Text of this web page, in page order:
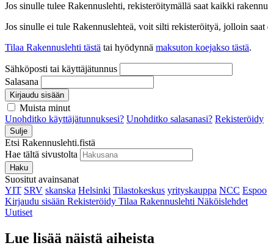
Jos sinulle tulee Rakennuslehti, rekisteröitymällä saat kaikki
Jos sinulle ei tule Rakennuslehteä, voit silti rekisteröityä, jolloin
Tilaa Rakennuslehti tästä tai hyödynnä maksuton koejakso tästä.
Sähköposti tai käyttäjätunnus
Salasana
Kirjaudu sisään
Muista minut
Unohditko käyttäjätunnuksesi? Unohditko salasanasi? Rekisteröidy
Sulje
Etsi Rakennuslehti.fistä
Hae tältä sivustolta
Haku
Suositut avainsanat
YIT SRV skanska Helsinki Tilastokeskus yrityskauppa NCC Espoo
Kirjaudu sisään Rekisteröidy Tilaa Rakennuslehti Näköislehdet
Uutiset
Lue lisää näistä aiheista